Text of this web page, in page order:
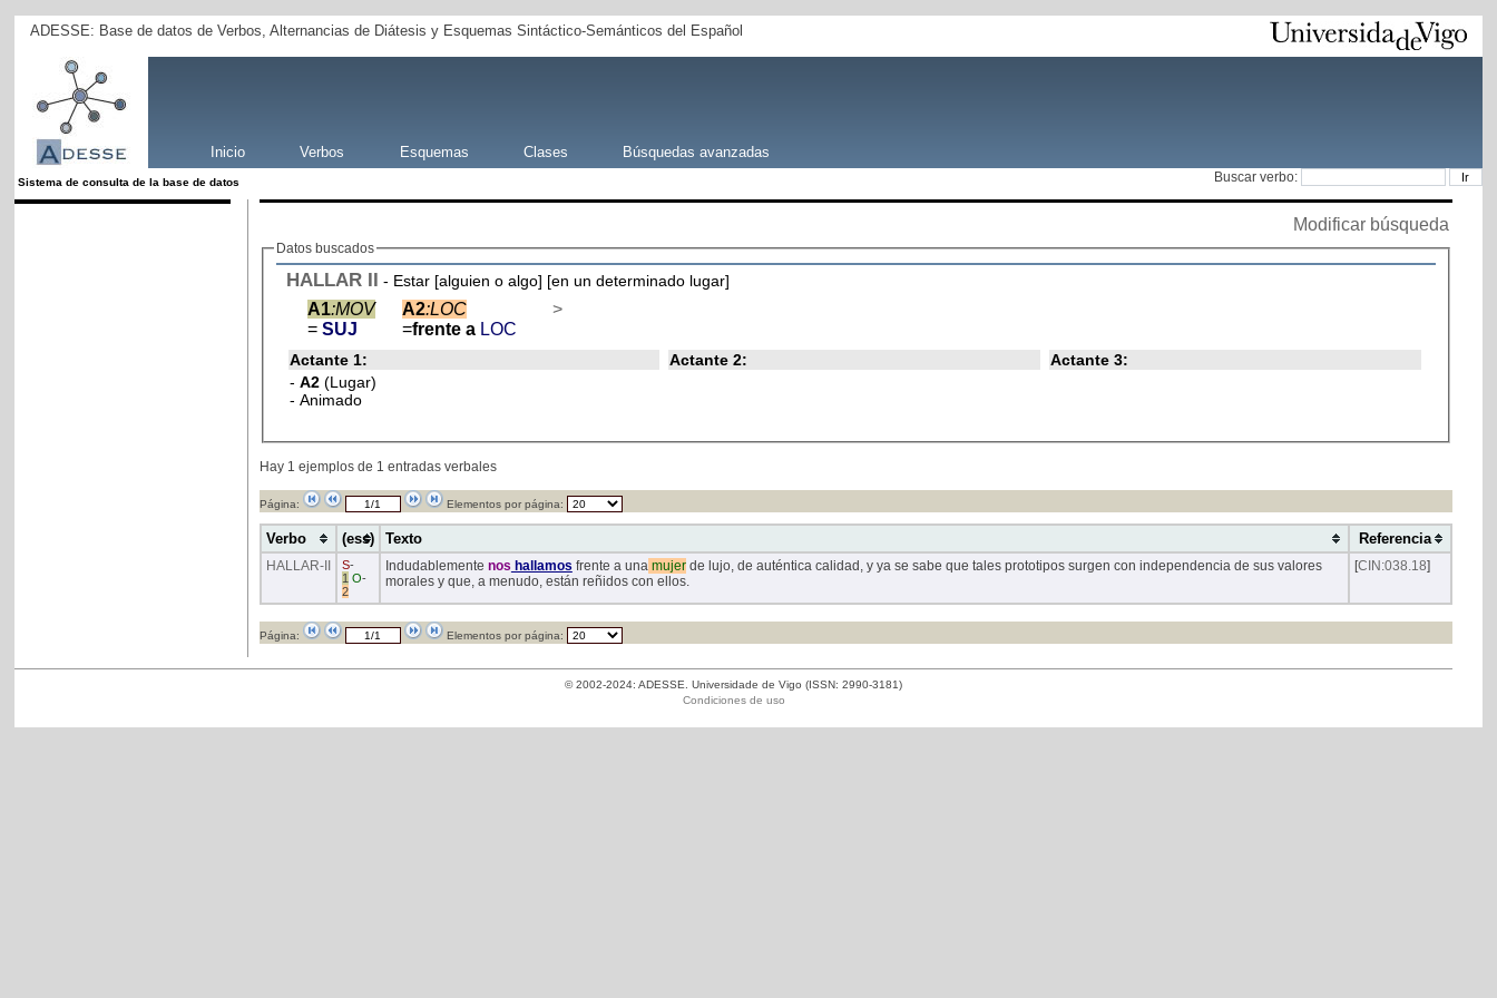
ADESSE: Base de datos de Verbos, Alternancias de Diátesis y Esquemas Sintáctico-Semánticos del Español
Inicio Verbos Esquemas Clases Búsquedas avanzadas
Sistema de consulta de la base de datos Buscar verbo:
Modificar búsqueda
Datos buscados
HALLAR II - Estar [alguien o algo] [en un determinado lugar]
A1:MOV
= SUJ
A2:LOC
=frente a LOC
>
Actante 1:
- A2 (Lugar)
- Animado
Actante 2: Actante 3:
Hay 1 ejemplos de 1 entradas verbales
Página: Elementos por página:
Verbo (ess) Texto Referencia
HALLAR-II S-
1 O-
2
Indudablemente nos hallamos frente a unamujerde lujo, de auténtica calidad, y ya se sabe que tales prototipos surgen con independencia de sus valores
morales y que, a menudo, están reñidos con ellos.
[CIN:038.18]
Página: Elementos por página:
© 2002-2024: ADESSE. Universidade de Vigo (ISSN: 2990-3181)
Condiciones de uso